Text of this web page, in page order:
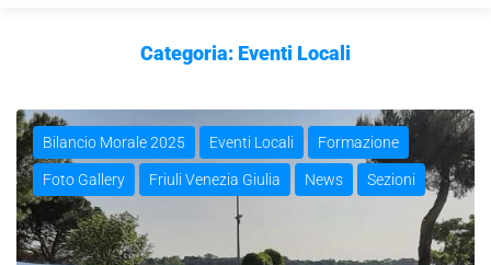
Categoria: Eventi Locali
Bilancio Morale 2025 Eventi Locali Formazione
Foto Gallery Friuli Venezia Giulia News Sezioni